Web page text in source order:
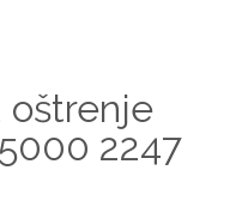
oštrenje
2247